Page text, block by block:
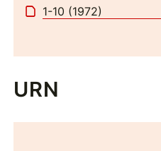
1-10 (1972)
URN